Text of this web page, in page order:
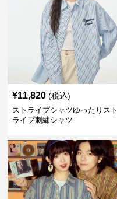
¥11,820 (税込)
ストライプシャツゆったりスト
ライプ刺繍シャツ